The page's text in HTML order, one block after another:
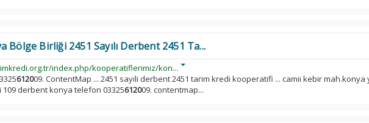
Bölge Birliği 2451 Sayılı Derbent 2451 Ta...
index.php/kooperatiflerimiz/kon...
612009. ContentMap ... 2451 sayili derbent 2451 tarim kredi kooperatifi ... camii kebir mah.konya
derbent konya telefon 03325612009. contentmap...